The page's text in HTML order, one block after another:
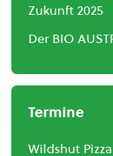
Zukunft 2025
Der BIO
Termine
Wildshut